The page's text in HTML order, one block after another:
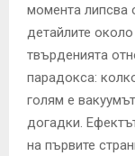
момента липсва
детайлите
твърденията
парадокса:
голям е
догадки.
на първите